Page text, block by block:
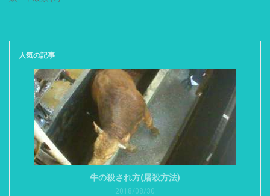
人気の記事
牛の殺され方(屠殺方法)
2018/08/30